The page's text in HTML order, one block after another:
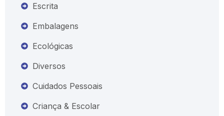
Escrita
Embalagens
Ecológicas
Diversos
Cuidados Pessoais
Criança & Escolar